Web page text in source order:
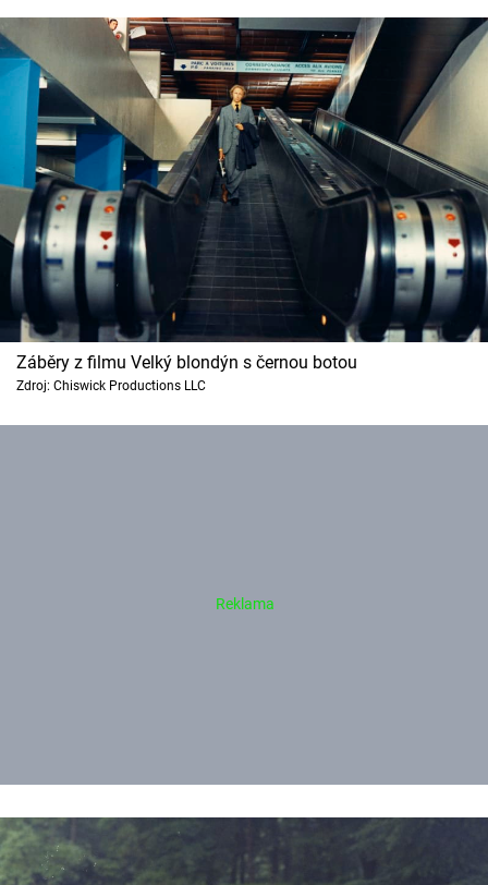
Záběry z filmu Velký blondýn s černou botou
Zdroj: Chiswick Productions LLC